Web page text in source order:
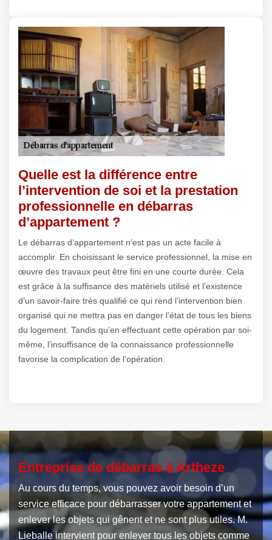
Quelle est la différence entre
l’intervention de soi et la prestation
professionnelle en débarras
d’appartement ?
Le débarras d’appartement n’est pas un acte facile à
accomplir. En choisissant le service professionnel, la mise en
œuvre des travaux peut être fini en une courte durée. Cela
est grâce à la suffisance des matériels utilisé et l’existence
d’un savoir-faire très qualifié ce qui rend l’intervention bien
organisé qui ne mettra pas en danger l’état de tous les biens
du logement. Tandis qu’en effectuant cette opération par soi-
même, l’insuffisance de la connaissance professionnelle
favorise la complication de l’opération.
Entreprise de débarras à Artheze
Au cours du temps, vous pouvez avoir besoin d’un
service efficace pour débarrasser votre appartement et
enlever les objets qui gênent et ne sont plus utiles. M.
Lieballe intervient pour enlever tous les objets comme